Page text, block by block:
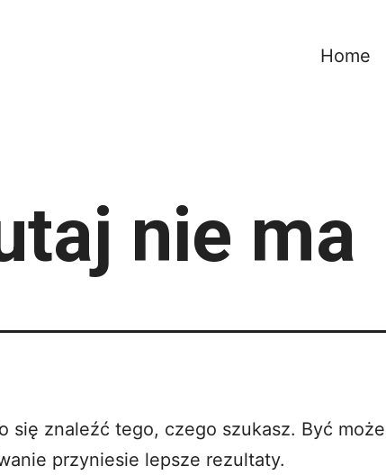
Home
nie ma
się znaleźć tego, czego szukasz. Być może
przyniesie lepsze rezultaty.